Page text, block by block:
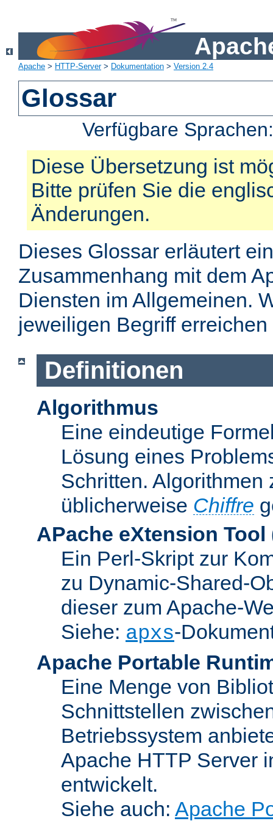
Apache > HTTP-Server> Dokumentation > Version 2.4
Glossar
Verfügbare
Diese Übersetzung ist
Bitte prüfen Sie die
Änderungen.
Dieses Glossar erläutert
Zusammenhang mit dem
Diensten im Allgemeinen.
jeweiligen Begriff
Definitionen
Algorithmus
Eine eindeutige
Lösung eines
Schritten.
üblicherweise Chiffre
APache eXtension Tool
Ein Perl-Skript zur
zu Dynamic-Shared-
dieser zum Apache-
Siehe: apxs-
Apache Portable
Eine Menge von
Schnittstellen
Betriebssystem
Apache HTTP Server
entwickelt.
Siehe auch: Apache